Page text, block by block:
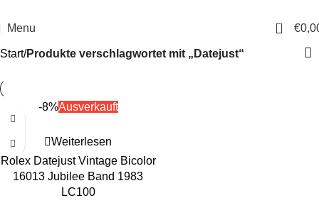
Menu 0 €
Start Produkte verschlagwortet mit „Datejust“
-8%Ausverkauft
Weiterlesen
Rolex Datejust Vintage Bicolor
16013 Jubilee Band 1983
LC100